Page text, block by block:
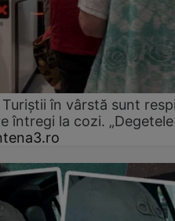
în vârstă sunt
întregi la cozi. „Degetele